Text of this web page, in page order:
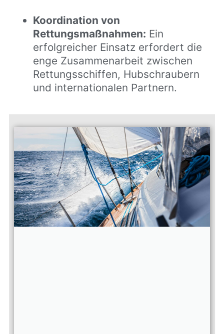
Koordination von
Rettungsmaßnahmen: Ein
erfolgreicher Einsatz erfordert die
enge Zusammenarbeit zwischen
Rettungsschiffen, Hubschraubern
und internationalen Partnern.